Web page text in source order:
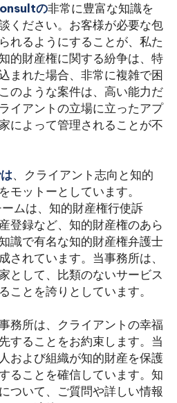
の非常に豊富な知識を
ください。お客様が必要な包
れるようにすることが、私た
的財産権に関する紛争は、特
まれた場合、非常に複雑で困
のような案件は、高い能力だ
イアントの立場に立ったアプ
によって管理されることが不
、クライアント志向と知的
モットーとしています。
ムは、知的財産権行使訴
登録など、知的財産権のあら
識で有名な知的財産権弁護士
されています。当事務所は、
として、比類のないサービス
ことを誇りとしています。
務所は、クライアントの幸福
することをお約束します。当
および組織が知的財産を保護
ることを確信しています。知
ついて、ご質問や詳しい情報